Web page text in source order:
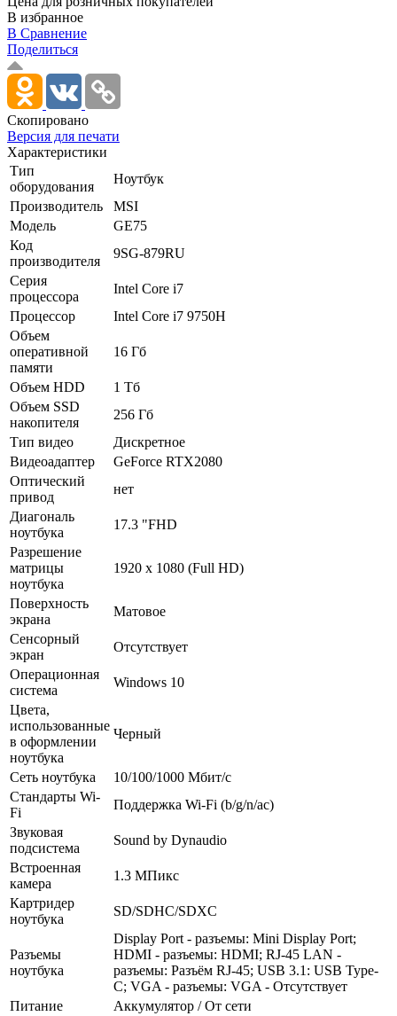
В избранное
В Сравнение
Поделиться
Скопировано
Версия для печати
Характеристики
Тип
оборудования
Ноутбук
Производитель
MSI
Модель
GE75
Код
производителя
9SG-879RU
Серия
процессора
Intel Core i7
Процессор
Intel Core i7 9750H
Объем
оперативной
памяти
16 Гб
Объем HDD
1 Тб
Объем SSD
накопителя
256 Гб
Тип видео
Дискретное
Видеоадаптер
GeForce RTX2080
Оптический
привод
нет
Диагональ
ноутбука
17.3 "FHD
Разрешение
матрицы
ноутбука
1920 х 1080 (Full HD)
Поверхность
экрана
Матовое
Сенсорный
экран
Отсутствует
Операционная
система
Windows 10
Цвета,
использованные
в оформлении
ноутбука
Черный
Сеть ноутбука
10/­100/­1000 Мбит/­с
Стандарты Wi-
Fi
Поддержка Wi-Fi (b/­g/­n/­ac)
Звуковая
подсистема
Sound by Dynaudio
Встроенная
камера
1.3 МПикс
Картридер
ноутбука
SD/­SDHC/­SDXC
Разъемы
ноутбука
Display Port - разъемы: Mini Display Port;
HDMI - разъемы: HDMI; RJ-45 LAN -
разъемы: Разъём RJ-45; USB 3.1: USB Type-
C; VGA - разъемы: VGA - Отсутствует
Питание
Аккумулятор /­ От сети